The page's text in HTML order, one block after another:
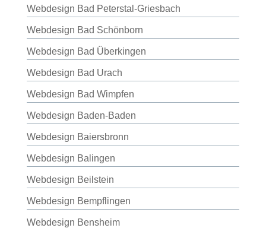
Webdesign Bad Peterstal-Griesbach
Webdesign Bad Schönborn
Webdesign Bad Überkingen
Webdesign Bad Urach
Webdesign Bad Wimpfen
Webdesign Baden-Baden
Webdesign Baiersbronn
Webdesign Balingen
Webdesign Beilstein
Webdesign Bempflingen
Webdesign Bensheim